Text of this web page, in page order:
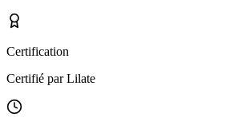
Certification
Certifié par Lilate